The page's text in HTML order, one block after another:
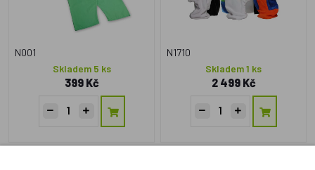
N001
Skladem 5 ks
399 Kč
N1710
Skladem 1 ks
2 499 Kč